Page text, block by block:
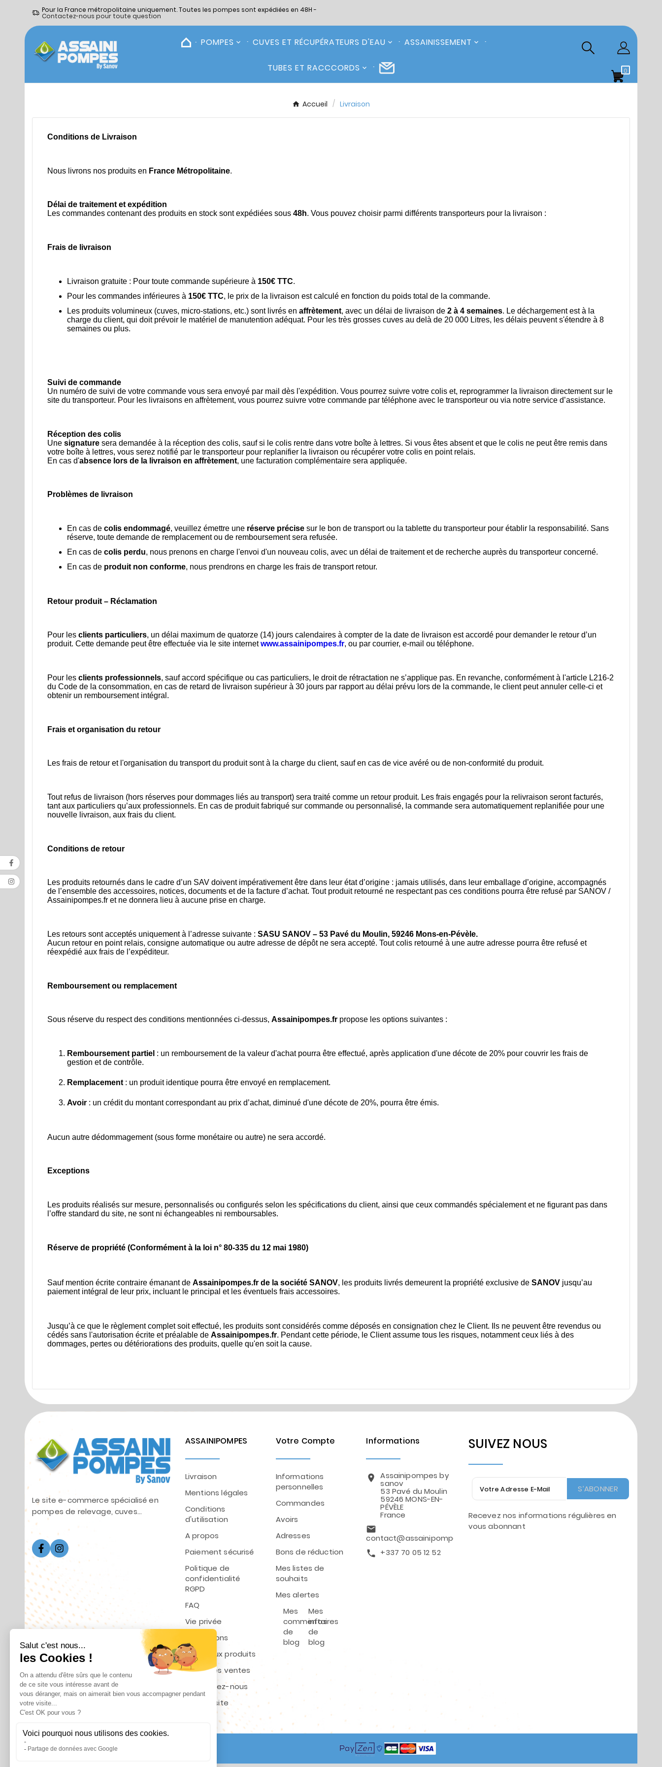
Pour la France métropolitaine uniquement. Toutes les pompes sont expédiées en 48H -
Contactez-nous pour toute question
POMPES CUVES ET RÉCUPÉRATEURS D'EAU ASSAINISSEMENT
TUBES ET RACCCORDS 0
Accueil Livraison
Conditions de Livraison
Nous livrons nos produits en France Métropolitaine.
Délai de traitement et expédition
Les commandes contenant des produits en stock sont expédiées sous 48h. Vous pouvez choisir parmi différents transporteurs pour la livraison :
Frais de livraison
Livraison gratuite : Pour toute commande supérieure à 150€ TTC.
Pour les commandes inférieures à 150€ TTC, le prix de la livraison est calculé en fonction du poids total de la commande.
Les produits volumineux (cuves, micro-stations, etc.) sont livrés en affrètement, avec un délai de livraison de 2 à 4 semaines. Le déchargement est à la
charge du client, qui doit prévoir le matériel de manutention adéquat. Pour les très grosses cuves au delà de 20 000 Litres, les délais peuvent s'étendre à 8
semaines ou plus.
Suivi de commande
Un numéro de suivi de votre commande vous sera envoyé par mail dès l'expédition. Vous pourrez suivre votre colis et, reprogrammer la livraison directement sur le
site du transporteur. Pour les livraisons en affrètement, vous pourrez suivre votre commande par téléphone avec le transporteur ou via notre service d’assistance.
Réception des colis
Une signature sera demandée à la réception des colis, sauf si le colis rentre dans votre boîte à lettres. Si vous êtes absent et que le colis ne peut être remis dans
votre boîte à lettres, vous serez notifié par le transporteur pour replanifier la livraison ou récupérer votre colis en point relais.
En cas d'absence lors de la livraison en affrètement, une facturation complémentaire sera appliquée.
Problèmes de livraison
En cas de colis endommagé, veuillez émettre une réserve précise sur le bon de transport ou la tablette du transporteur pour établir la responsabilité. Sans
réserve, toute demande de remplacement ou de remboursement sera refusée.
En cas de colis perdu, nous prenons en charge l'envoi d'un nouveau colis, avec un délai de traitement et de recherche auprès du transporteur concerné.
En cas de produit non conforme, nous prendrons en charge les frais de transport retour.
Retour produit – Réclamation
Pour les clients particuliers, un délai maximum de quatorze (14) jours calendaires à compter de la date de livraison est accordé pour demander le retour d’un
produit. Cette demande peut être effectuée via le site internetwww.assainipompes.fr, ou par courrier, e-mail ou téléphone.
Pour les clients professionnels, sauf accord spécifique ou cas particuliers, le droit de rétractation ne s’applique pas. En revanche, conformément à l'article L216-2
du Code de la consommation, en cas de retard de livraison supérieur à 30 jours par rapport au délai prévu lors de la commande, le client peut annuler celle-ci et
obtenir un remboursement intégral.
Frais et organisation du retour
Les frais de retour et l'organisation du transport du produit sont à la charge du client, sauf en cas de vice avéré ou de non-conformité du produit.
Tout refus de livraison (hors réserves pour dommages liés au transport) sera traité comme un retour produit. Les frais engagés pour la relivraison seront facturés,
tant aux particuliers qu’aux professionnels. En cas de produit fabriqué sur commande ou personnalisé, la commande sera automatiquement replanifiée pour une
nouvelle livraison, aux frais du client.
Conditions de retour
Les produits retournés dans le cadre d’un SAV doivent impérativement être dans leur état d’origine : jamais utilisés, dans leur emballage d’origine, accompagnés
de l’ensemble des accessoires, notices, documents et de la facture d’achat. Tout produit retourné ne respectant pas ces conditions pourra être refusé par SANOV /
Assainipompes.fr et ne donnera lieu à aucune prise en charge.
Les retours sont acceptés uniquement à l’adresse suivante : SASU SANOV – 53 Pavé du Moulin, 59246 Mons-en-Pévèle.
Aucun retour en point relais, consigne automatique ou autre adresse de dépôt ne sera accepté. Tout colis retourné à une autre adresse pourra être refusé et
réexpédié aux frais de l’expéditeur.
Remboursement ou remplacement
Sous réserve du respect des conditions mentionnées ci-dessus, Assainipompes.fr propose les options suivantes :
Remboursement partiel : un remboursement de la valeur d'achat pourra être effectué, après application d'une décote de 20% pour couvrir les frais de
gestion et de contrôle.
Remplacement : un produit identique pourra être envoyé en remplacement.
Avoir : un crédit du montant correspondant au prix d’achat, diminué d'une décote de 20%, pourra être émis.
Aucun autre dédommagement (sous forme monétaire ou autre) ne sera accordé.
Exceptions
Les produits réalisés sur mesure, personnalisés ou configurés selon les spécifications du client, ainsi que ceux commandés spécialement et ne figurant pas dans
l’offre standard du site, ne sont ni échangeables ni remboursables.
Réserve de propriété (Conformément à la loi n° 80-335 du 12 mai 1980)
Sauf mention écrite contraire émanant de Assainipompes.fr de la société SANOV, les produits livrés demeurent la propriété exclusive de SANOV jusqu’au
paiement intégral de leur prix, incluant le principal et les éventuels frais accessoires.
Jusqu’à ce que le règlement complet soit effectué, les produits sont considérés comme déposés en consignation chez le Client. Ils ne peuvent être revendus ou
cédés sans l'autorisation écrite et préalable de Assainipompes.fr. Pendant cette période, le Client assume tous les risques, notamment ceux liés à des
dommages, pertes ou détériorations des produits, quelle qu'en soit la cause.
Le site e-commerce spécialisé en
pompes de relevage, cuves...
ASSAINIPOMPES
Livraison
Mentions légales
Conditions
d'utilisation
A propos
Paiement sécurisé
Politique de
confidentialité
RGPD
FAQ
Vie privée
Promotions
Nouveaux produits
Meilleures ventes
Contactez-nous
Plan du site
Votre Compte
Informations
personnelles
Commandes
Avoirs
Adresses
Bons de réduction
Mes listes de
souhaits
Mes alertes
Mes
commentaires
de
blog
Mes
infos
de
blog
Informations
location_on Assainipompes by
sanov
53 Pavé du Moulin
59246 MONS-EN-
PÉVÈLE
France
email
contact@assainipompes.fr
call +337 70 05 12 52
SUIVEZ NOUS
S’ABONNER
Recevez nos informations régulières en
vous abonnant
© 2025 - ASSAINIPOMPES By SANOV